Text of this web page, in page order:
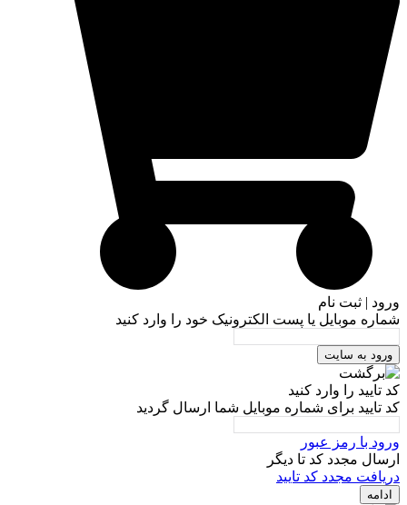
ورود | ثبت نام
شماره موبایل یا پست الکترونیک خود را وارد کنید
ورود به سایت
کد تایید را وارد کنید
کد تایید برای شماره موبایل شما ارسال گردید
ورود با رمز عبور
ارسال مجدد کد تا دیگر
دریافت مجدد کد تایید
ادامه